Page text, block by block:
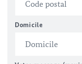
Domicile